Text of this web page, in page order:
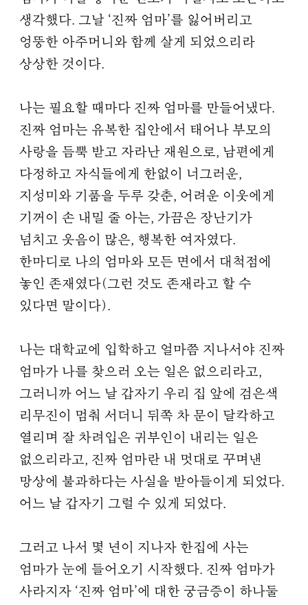
생각했다. 그날 ‘진짜 엄마’를 잃어버리고
엉뚱한 아주머니와 함께 살게 되었으리라
상상한 것이다.
나는 필요할 때마다 진짜 엄마를 만들어냈다.
진짜 엄마는 유복한 집안에서 태어나 부모의
사랑을 듬뿍 받고 자라난 재원으로, 남편에게
다정하고 자식들에게 한없이 너그러운,
지성미와 기품을 두루 갖춘, 어려운 이웃에게
기꺼이 손 내밀 줄 아는, 가끔은 장난기가
넘치고 웃음이 많은, 행복한 여자였다.
한마디로 나의 엄마와 모든 면에서 대척점에
놓인 존재였다(그런 것도 존재라고 할 수
있다면 말이다).
나는 대학교에 입학하고 얼마쯤 지나서야 진짜
엄마가 나를 찾으러 오는 일은 없으리라고,
그러니까 어느 날 갑자기 우리 집 앞에 검은색
리무진이 멈춰 서더니 뒤쪽 차 문이 달칵하고
열리며 잘 차려입은 귀부인이 내리는 일은
없으리라고, 진짜 엄마란 내 멋대로 꾸며낸
망상에 불과하다는 사실을 받아들이게 되었다.
어느 날 갑자기 그럴 수 있게 되었다.
그러고 나서 몇 년이 지나자 한집에 사는
엄마가 눈에 들어오기 시작했다. 진짜 엄마가
사라지자 ‘진짜 엄마’에 대한 궁금증이 하나둘